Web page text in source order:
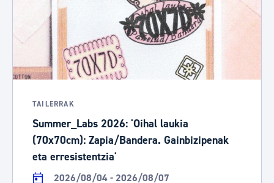
TAILERRAK
Summer_Labs 2026: 'Oihal laukia
(70x70cm): Zapia/Bandera. Gainbizipenak
eta erresistentzia'
2026/08/04 - 2026/08/07